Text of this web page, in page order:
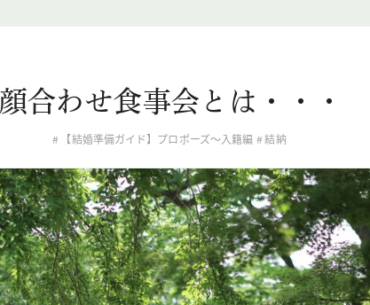
顔合わせ食事会とは・・・
【結婚準備ガイド】プロポーズ〜入籍編 結納